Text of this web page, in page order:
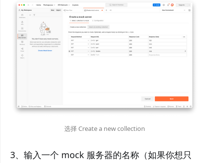
选择 Create a new collection
3、输入一个 mock 服务器的名称（如果你想只